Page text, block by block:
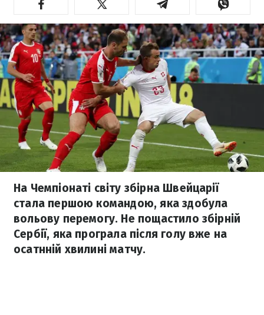
На Чемпіонаті світу збірна Швейцарії
стала першою командою, яка здобула
вольову перемогу. Не пощастило збірній
Сербії, яка програла після голу вже на
осатнній хвилині матчу.